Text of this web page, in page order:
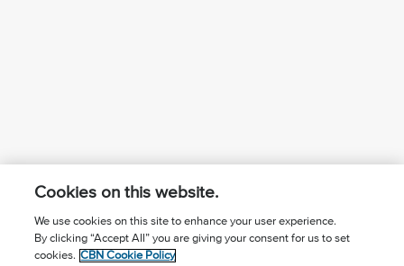
¿Conoces a Jesús?
Suscríbase al boletín
Cookies on this website.
We use cookies on this site to enhance your user experience.
By clicking “Accept All” you are giving your consent for us to set
cookies. CBN Cookie Policy